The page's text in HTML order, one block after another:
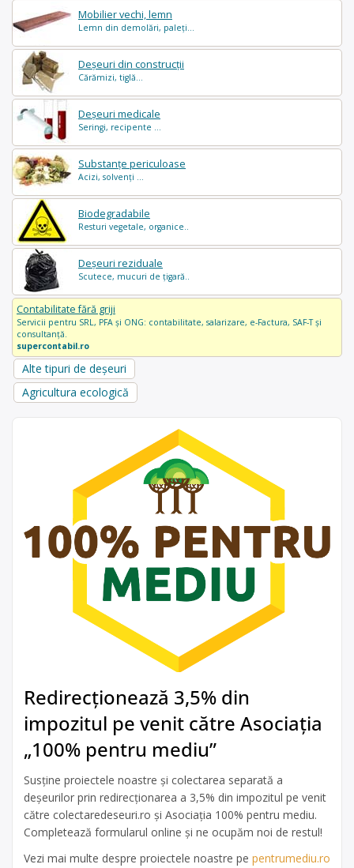
Mobilier vechi, lemn
Lemn din demolări, paleți...
Deșeuri din construcții
Cărămizi, tiglă...
Deșeuri medicale
Seringi, recipente ...
Substanțe periculoase
Acizi, solvenți ...
Biodegradabile
Resturi vegetale, organice..
Deșeuri reziduale
Scutece, mucuri de țigară..
Contabilitate fără griji
Servicii pentru SRL, PFA și ONG: contabilitate, salarizare, e-Factura, SAF-T și
consultanță.
supercontabil.ro
Alte tipuri de deșeuri
Agricultura ecologică
Redirecționează 3,5% din
impozitul pe venit către Asociația
„100% pentru mediu”
Susține proiectele noastre și colectarea separată a
deșeurilor prin redirecționarea a 3,5% din impozitul pe venit
către colectaredeseuri.ro și Asociația 100% pentru mediu.
Completează formularul online și ne ocupăm noi de restul!
Vezi mai multe despre proiectele noastre pe pentrumediu.ro